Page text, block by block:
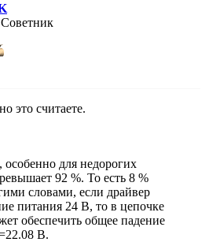
это считаете.
для недорогих
92 %. То есть 8 %
словами, если драйвер
питания 24 В, то в цепочке
обеспечить общее падение
В.